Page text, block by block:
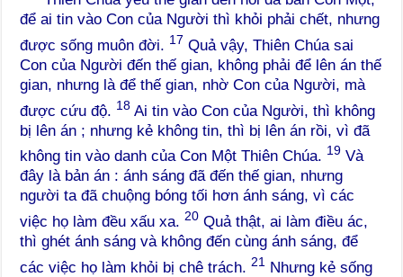
để ai tin vào Con của Người thì khỏi phải chết, nhưng
được sống muôn đời. 17 Quả vậy, Thiên Chúa sai
Con của Người đến thế gian, không phải để lên án thế
gian, nhưng là để thế gian, nhờ Con của Người, mà
được cứu độ. 18 Ai tin vào Con của Người, thì không
bị lên án ; nhưng kẻ không tin, thì bị lên án rồi, vì đã
không tin vào danh của Con Một Thiên Chúa. 19 Và
đây là bản án : ánh sáng đã đến thế gian, nhưng
người ta đã chuộng bóng tối hơn ánh sáng, vì các
việc họ làm đều xấu xa.20 Quả thật, ai làm điều ác,
thì ghét ánh sáng và không đến cùng ánh sáng, để
các việc họ làm khỏi bị chê trách.21 Nhưng kẻ sống